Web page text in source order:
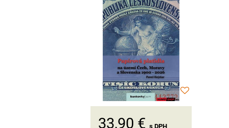
33,90 € s DPH